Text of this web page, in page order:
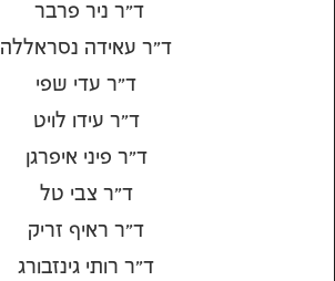
ד"ר ניר פרבר
ד"ר עאידה נסראללה
ד"ר עדי שפי
ד"ר עידו לויט
ד"ר פיני איפרגן
ד"ר צבי טל
ד"ר ראיף זריק
ד"ר רותי גינזבורג